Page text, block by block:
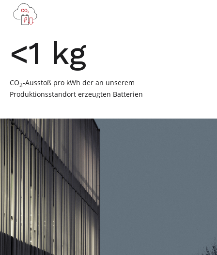
<1 kg
CO2-Ausstoß pro kWh der an unserem
Produktionsstandort erzeugten Batterien